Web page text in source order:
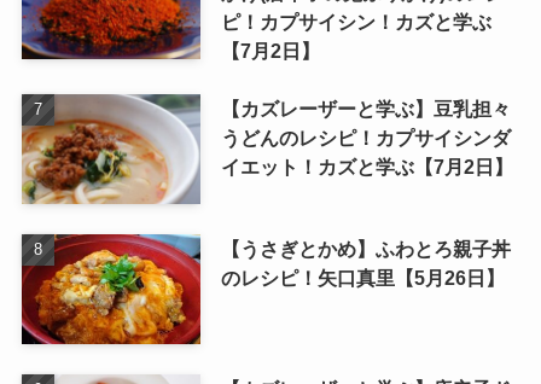
ピ！カプサイシン！カズと学ぶ
【7月2日】
【カズレーザーと学ぶ】豆乳担々
うどんのレシピ！カプサイシンダ
イエット！カズと学ぶ【7月2日】
【うさぎとかめ】ふわとろ親子丼
のレシピ！矢口真里【5月26日】